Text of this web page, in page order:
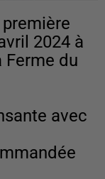
2024 à
Ferme du
avec